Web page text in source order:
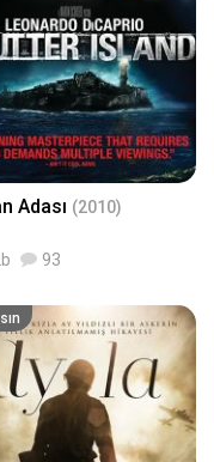
Adası (2010)
b 93